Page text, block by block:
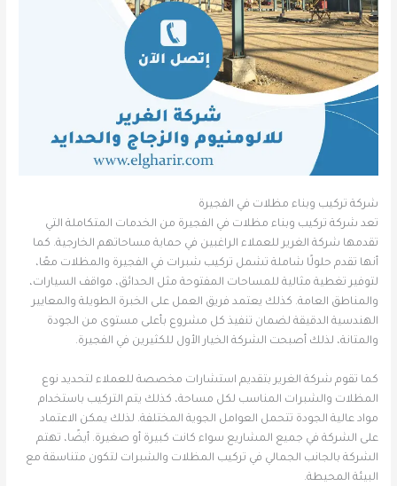
شركة تركيب وبناء مظلات في الفجيرة
تعد شركة تركيب وبناء مظلات في الفجيرة من الخدمات المتكاملة التي
تقدمها شركة الغرير للعملاء الراغبين في حماية مساحاتهم الخارجية. كما
أنها تقدم حلولًا شاملة تشمل تركيب شبرات في الفجيرة والمظلات معًا،
لتوفير تغطية مثالية للمساحات المفتوحة مثل الحدائق، مواقف السيارات،
والمناطق العامة. كذلك يعتمد فريق العمل على الخبرة الطويلة والمعايير
الهندسية الدقيقة لضمان تنفيذ كل مشروع بأعلى مستوى من الجودة
والمتانة، لذلك أصبحت الشركة الخيار الأول للكثيرين في الفجيرة.
كما تقوم شركة الغرير بتقديم استشارات مخصصة للعملاء لتحديد نوع
المظلات والشبرات المناسب لكل مساحة، كذلك يتم التركيب باستخدام
مواد عالية الجودة تتحمل العوامل الجوية المختلفة. لذلك يمكن الاعتماد
على الشركة في جميع المشاريع سواء كانت كبيرة أو صغيرة. أيضًا، تهتم
الشركة بالجانب الجمالي في تركيب المظلات والشبرات لتكون متناسقة مع
البيئة المحيطة.